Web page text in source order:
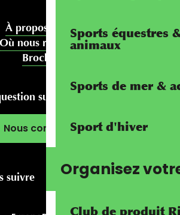
Sports équestres
animaux
Sports de mer &
Sport d'hiver
Organisez
Club de produit
À propos de nous
Où nous rencontrer
Brochures
sur votre séjour ?
Nous contacter
suivre